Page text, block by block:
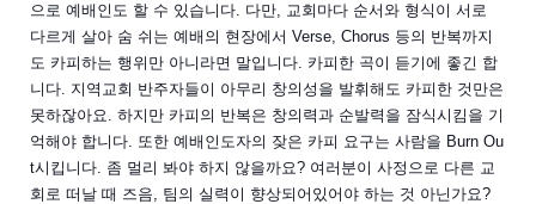
으로 예배인도 할 수 있습니다. 다만, 교회마다 순서와 형식이 서로
다르게 살아 숨 쉬는 예배의 현장에서 Verse, Chorus 등의 반복까지
도 카피하는 행위만 아니라면 말입니다. 카피한 곡이 듣기에 좋긴 합
니다. 지역교회 반주자들이 아무리 창의성을 발휘해도 카피한 것만은
못하잖아요. 하지만 카피의 반복은 창의력과 순발력을 잠식시킴을 기
억해야 합니다. 또한 예배인도자의 잦은 카피 요구는 사람을 Burn Ou
t시킵니다. 좀 멀리 봐야 하지 않을까요? 여러분이 사정으로 다른 교
회로 떠날 때 즈음, 팀의 실력이 향상되어있어야 하는 것 아닌가요?